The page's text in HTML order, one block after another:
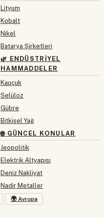
Lityum
Kobalt
Nikel
Batarya Şirketleri
🌿 ENDÜSTRIYEL
HAMMADDELER
Kauçuk
Selüloz
Gübre
Bitkisel Yağ
🌐 GÜNCEL KONULAR
Jeopolitik
Elektrik Altyapısı
Deniz Nakliyat
Nadir Metaller
🌍 Avrupa